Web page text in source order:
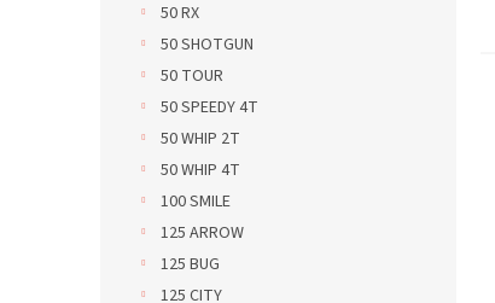
50 RX
50 SHOTGUN
50 TOUR
50 SPEEDY 4T
50 WHIP 2T
50 WHIP 4T
100 SMILE
125 ARROW
125 BUG
125 CITY